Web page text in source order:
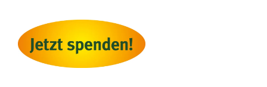
21.
Mai
22“